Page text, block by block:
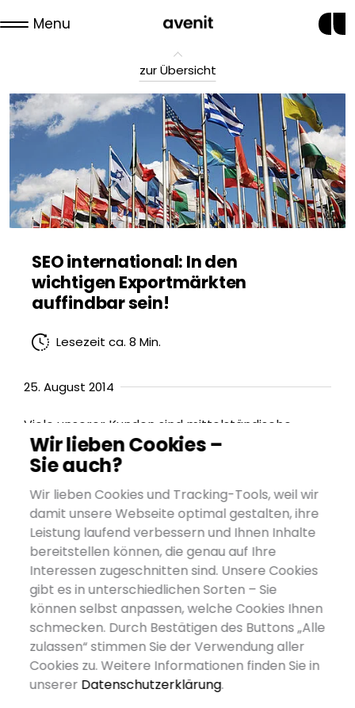
Wir lieben Cookies –
Sie auch?
Wir lieben Cookies und Tracking-Tools, weil wir
damit unsere Webseite optimal gestalten, ihre
Leistung laufend verbessern und Ihnen Inhalte
bereitstellen können, die genau auf Ihre
Interessen zugeschnitten sind. Unsere Cookies
gibt es in unterschiedlichen Sorten – Sie
können selbst anpassen, welche Cookies Ihnen
schmecken. Durch Bestätigen des Buttons „Alle
zulassen“ stimmen Sie der Verwendung aller
Cookies zu. Weitere Informationen finden Sie in
unserer Datenschutzerklärung.
zur Übersicht
SEO international: In den
wichtigen Exportmärkten
auffindbar sein!
Lesezeit ca. 8 Min.
25. August 2014
Viele unserer Kunden sind mittelständische
Unternehmen mit einem starken Exportfokus.
Entsprechend ist es von großer Bedeutung nicht
in den Suchmaschinen der Exportmärkte gut
auffindbar zu sein – denn häufig müssen sich
Firmen genau diesen Herausforderungen stellen.
Dieser Blogbeitrag soll Ihnen eine kleine
Einführung geben, welche Aspekte Sie bei der
internationalen Suchmaschinenoptimierung
beachten sollten, um auf den Ergebnisseiten
ganz vorne zu stehen.
Quicklinks
Menu